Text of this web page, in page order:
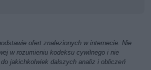
ofert znalezionych w internecie. Nie
w rozumieniu kodeksu cywilnego i nie
jakichkolwiek dalszych analiz i obliczeń